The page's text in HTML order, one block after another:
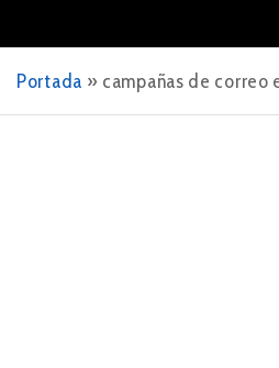
Portada » campañas de correo